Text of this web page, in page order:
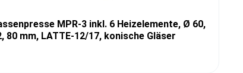
MPR-3 inkl. 6 Heizelemente, Ø 60,
80 mm, LATTE-12/17, konische Gläser